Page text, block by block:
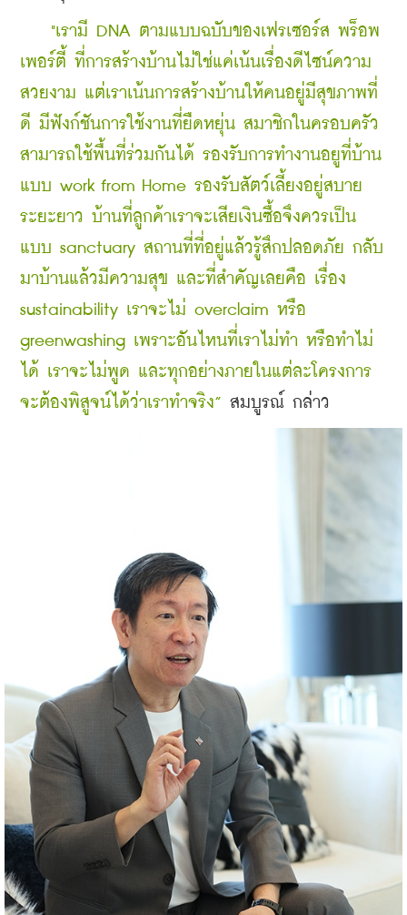
"เรามี DNA ตามแบบฉบับของเฟรเซอร์ส พร็อพ
เพอร์ตี้ ที่การสร้างบ้านไม่ใช่แค่เน้นเรื่องดีไซน์ความ
สวยงาม แต่เราเน้นการสร้างบ้านให้คนอยู่มีสุขภาพที่
ดี มีฟังก์ชันการใช้งานที่ยืดหยุ่น สมาชิกในครอบครัว
สามารถใช้พื้นที่ร่วมกันได้ รองรับการทำงานอยูที่บ้าน
แบบ work from Home รองรับสัตว์เลี้ยงอยู่สบาย
ระยะยาว บ้านที่ลูกค้าเราจะเสียเงินซื้อจึงควรเป็น
แบบ sanctuary สถานที่ที่อยู่แล้วรู้สึกปลอดภัย กลับ
มาบ้านแล้วมีความสุข และที่สำคัญเลยคือ เรื่อง
sustainability เราจะไม่ overclaim หรือ
greenwashing เพราะอันไหนที่เราไม่ทำ หรือทำไม่
ได้ เราจะไม่พูด และทุกอย่างภายในแต่ละโครงการ
จะต้องพิสูจน์ได้ว่าเราทำจริง” สมบูรณ์ กล่าว